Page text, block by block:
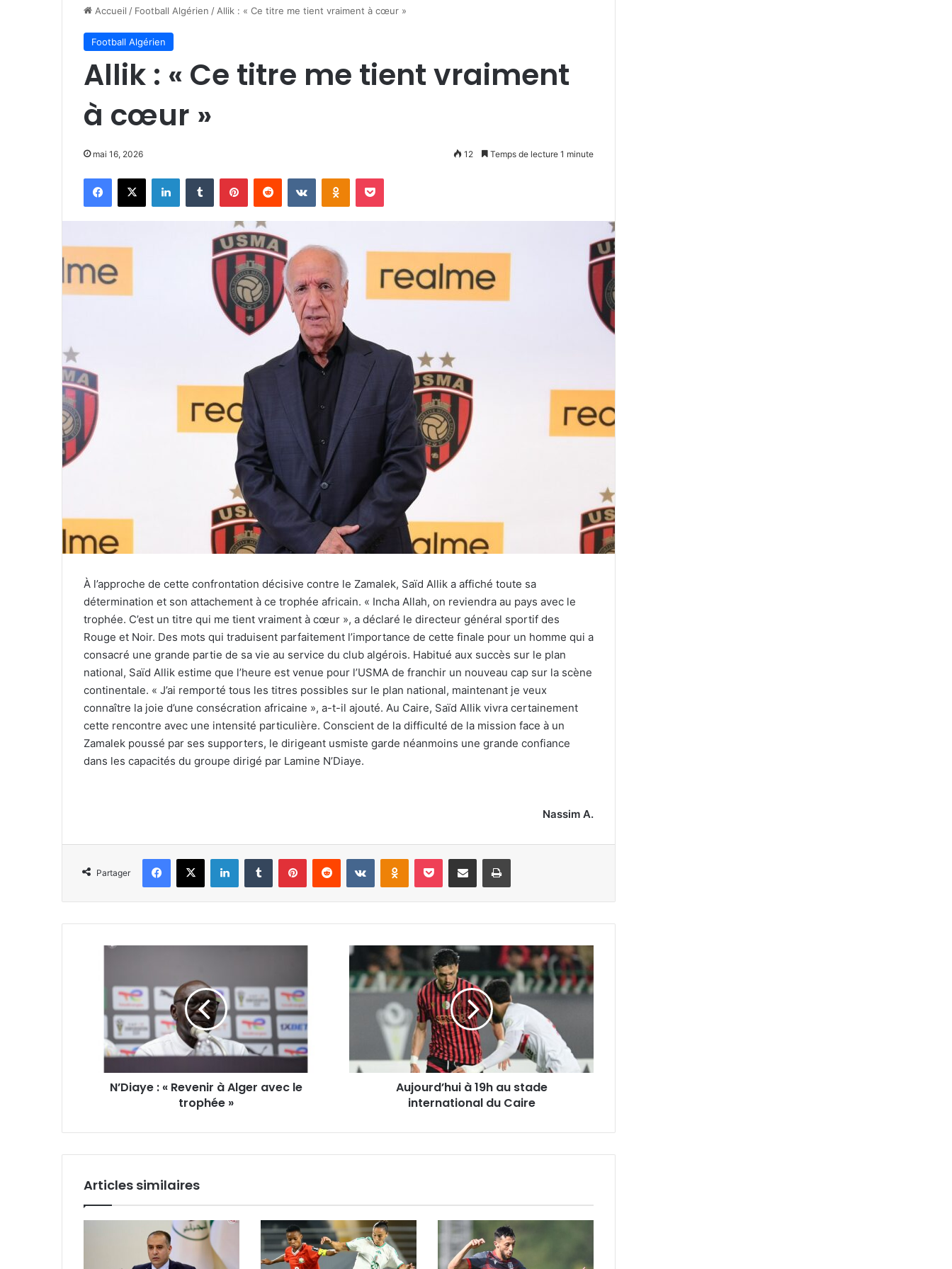
Accueil / Football Algérien / Allik : « Ce titre me tient vraiment à cœur »
Football Algérien
Allik : « Ce titre me tient vraiment
à cœur »
mai 16, 2026 12 Temps de lecture 1 minute
Facebook
X LinkedinTumblr PinterestReddit VKontakteOdnoklassniki
Pocket
À l’approche de cette confrontation décisive contre le Zamalek, Saïd Allik a affiché toute sa
détermination et son attachement à ce trophée africain. « Incha Allah, on reviendra au pays avec le
trophée. C’est un titre qui me tient vraiment à cœur », a déclaré le directeur général sportif des
Rouge et Noir. Des mots qui traduisent parfaitement l’importance de cette finale pour un homme qui a
consacré une grande partie de sa vie au service du club algérois. Habitué aux succès sur le plan
national, Saïd Allik estime que l’heure est venue pour l’USMA de franchir un nouveau cap sur la scène
continentale. « J’ai remporté tous les titres possibles sur le plan national, maintenant je veux
connaître la joie d’une consécration africaine », a-t-il ajouté. Au Caire, Saïd Allik vivra certainement
cette rencontre avec une intensité particulière. Conscient de la difficulté de la mission face à un
Zamalek poussé par ses supporters, le dirigeant usmiste garde néanmoins une grande confiance
dans les capacités du groupe dirigé par Lamine N’Diaye.
Nassim A.
Partager
Facebook
X LinkedinTumblr PinterestReddit VKontakteOdnoklassniki
Pocket Partager par email Imprimer
N’Diaye
trophée
N’Diaye : « Revenir à Alger avec le
trophée »
Aujourd’hui
19h
international
Aujourd’hui à 19h au stade
international du Caire
Articles similaires